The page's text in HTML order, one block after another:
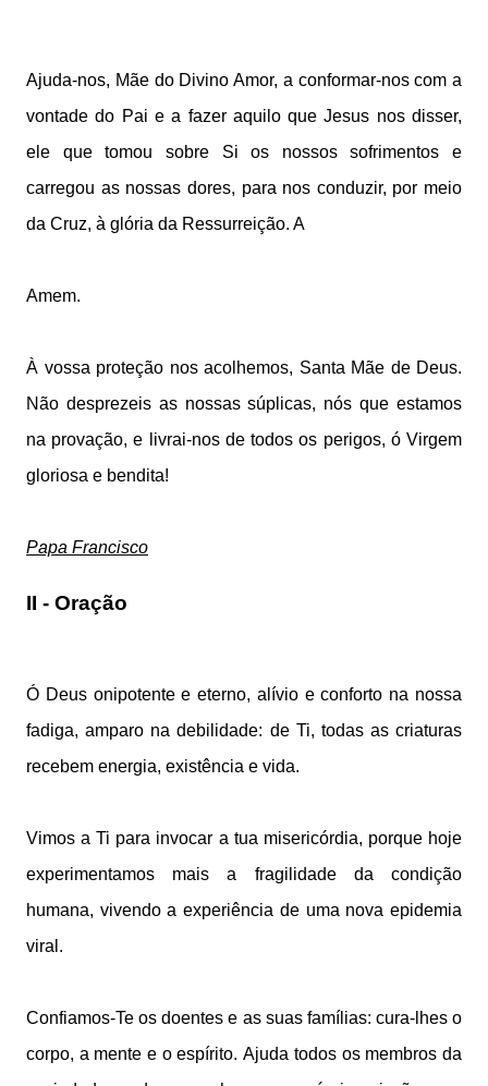
Ajuda-nos, Mãe do Divino Amor, a conformar-nos com a
vontade do Pai e a fazer aquilo que Jesus nos disser,
e le que tomou sobre Si os nossos sofrimentos e
carregou as nossas dores, para nos conduzir, por meio
da Cruz, à glória da Ressurreição. A
Amem.
À vossa proteção nos acolhemos, Santa Mãe de Deus.
Não desprezeis as nossas súplicas, nós que estamos
na provação,e livrai-nos de todos os perigos, ó Virgem
gloriosa e bendita!
Papa Francisco
II - Oração
Ó Deus onipotente e eterno, alívio e conforto na nossa
fadiga,amparo na debilidade: de Ti, todas as criaturas
recebem energia, existência e vida.
Vimos a Ti para invocar a tua misericórdia, porque hoje
experimentamos mais a fragilidade da condição
humana, vivendo a experiência de uma nova epidemia
viral.
Confiamos-Te os doentes e as suas famílias: cura-lhes o
corpo, a mente e o espírito.Ajuda todos os membros da